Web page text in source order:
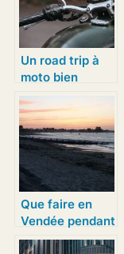
Un road trip à
moto bien
préparé
Que faire en
Vendée pendant
vos vacances ?